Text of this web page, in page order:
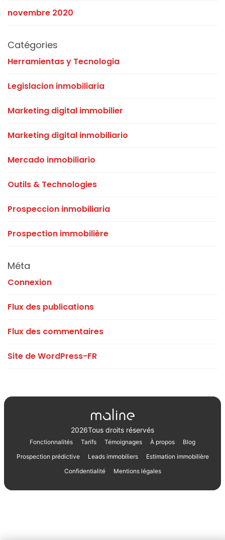
novembre 2020
Catégories
Herramientas y Tecnologia
Legislacion inmobiliaria
Marketing digital immobilier
Marketing digital inmobiliario
Mercado inmobiliario
Outils & Technologies
Prospeccion inmobiliaria
Prospection immobilière
Méta
Connexion
Flux des publications
Flux des commentaires
Site de WordPress-FR
2026Tous droits réservés
Fonctionnalités Tarifs Témoignages À propos
Blog
Prospection prédictive
Leads immobiliers
Estimation immobilière
Confidentialité
Mentions légales